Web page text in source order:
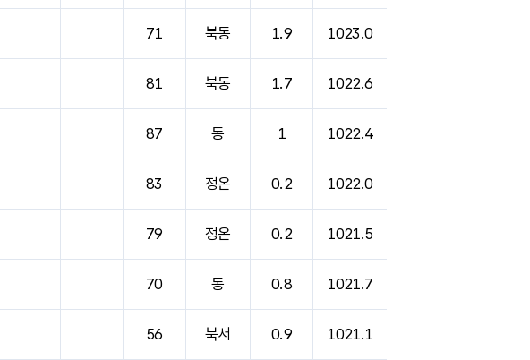
71 북동 1.9 1023.0
81 북동 1.7 1022.6
87 동 1 1022.4
83 정온 0.2 1022.0
79 정온 0.2 1021.5
70 동 0.8 1021.7
56 북서 0.9 1021.1